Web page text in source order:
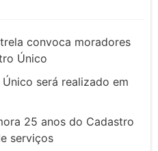
convoca moradores
Único
será realizado em
25 anos do Cadastro
serviços